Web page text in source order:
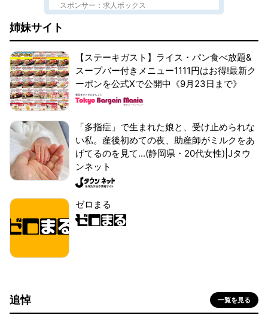
スポンサー：求人ボックス
姉妹サイト
【ステーキガスト】ライス・パン食べ放題&
スープバー付きメニュー1111円はお得!最新ク
ーポンを公式Xで公開中《9月23日まで》
「多指症」で生まれた娘と、受け止められな
い私。産後初めての夜、助産師がミルクをあ
げてるのを見て...(静岡県・20代女性)|Jタウ
ンネット
ゼロまる
追悼 一覧を見る